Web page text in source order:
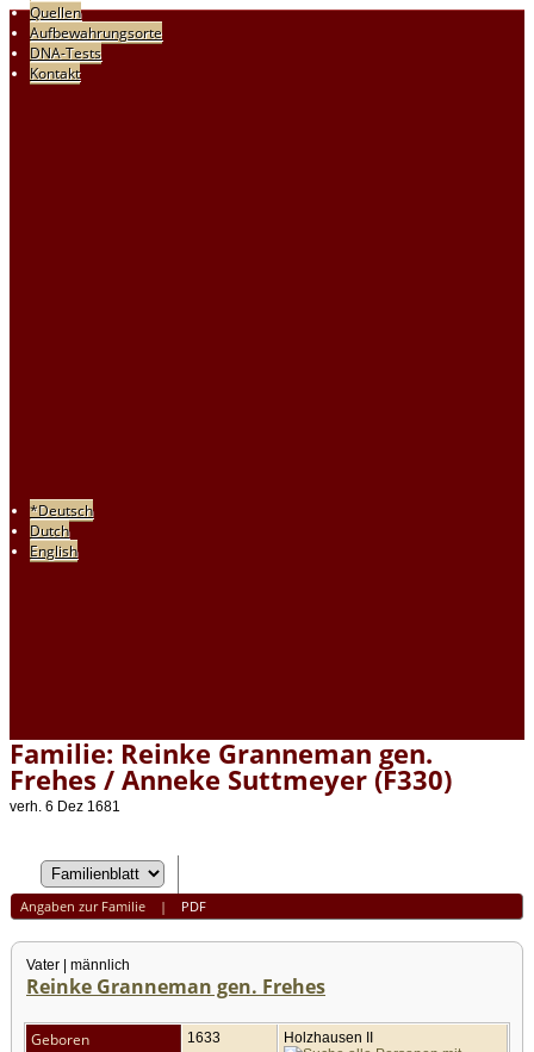
Quellen
Aufbewahrungsorte
DNA-Tests
Kontakt
*Deutsch
Dutch
English
Familie: Reinke Granneman gen.
Frehes / Anneke Suttmeyer (F330)
verh. 6 Dez 1681
Angaben zur Familie| PDF
Vater | männlich
Reinke Granneman gen. Frehes
Geboren 1633 Holzhausen II